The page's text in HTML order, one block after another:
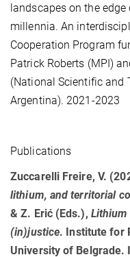
landscapes on the
millennia. An
Cooperation Program
Patrick Roberts (MPI)
(National Scientific and
Argentina). 2021-2023
Publications
Zuccarelli Freire, V.
lithium, and territorial
& Z. Erić (Eds.), Lithium
(in)justice. Institute for
University of Belgrade.